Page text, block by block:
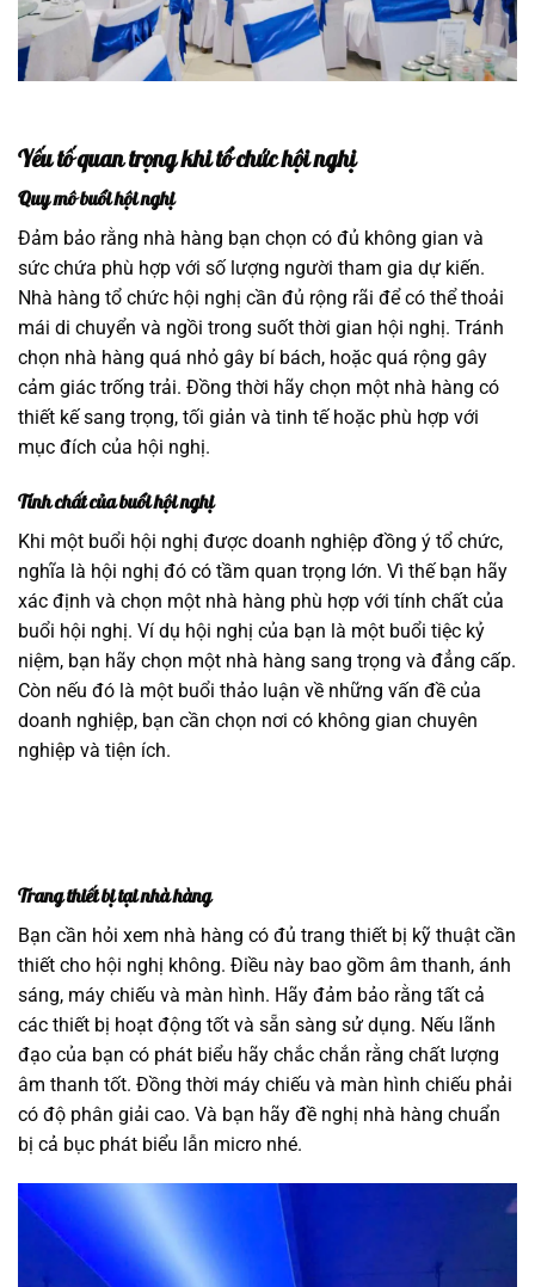
Yếu tố quan trọng khi tổ chức hội nghị
Quy mô buổi hội nghị
Đảm bảo rằng nhà hàng bạn chọn có đủ không gian và
sức chứa phù hợp với số lượng người tham gia dự kiến.
Nhà hàng tổ chức hội nghị cần đủ rộng rãi để có thể thoải
mái di chuyển và ngồi trong suốt thời gian hội nghị. Tránh
chọn nhà hàng quá nhỏ gây bí bách, hoặc quá rộng gây
cảm giác trống trải. Đồng thời hãy chọn một nhà hàng có
thiết kế sang trọng, tối giản và tinh tế hoặc phù hợp với
mục đích của hội nghị.
Tính chất của buổi hội nghị
Khi một buổi hội nghị được doanh nghiệp đồng ý tổ chức,
nghĩa là hội nghị đó có tầm quan trọng lớn. Vì thế bạn hãy
xác định và chọn một nhà hàng phù hợp với tính chất của
buổi hội nghị. Ví dụ hội nghị của bạn là một buổi tiệc kỷ
niệm, bạn hãy chọn một nhà hàng sang trọng và đẳng cấp.
Còn nếu đó là một buổi thảo luận về những vấn đề của
doanh nghiệp, bạn cần chọn nơi có không gian chuyên
nghiệp và tiện ích.
Trang thiết bị tại nhà hàng
Bạn cần hỏi xem nhà hàng có đủ trang thiết bị kỹ thuật cần
thiết cho hội nghị không. Điều này bao gồm âm thanh, ánh
sáng, máy chiếu và màn hình. Hãy đảm bảo rằng tất cả
các thiết bị hoạt động tốt và sẵn sàng sử dụng. Nếu lãnh
đạo của bạn có phát biểu hãy chắc chắn rằng chất lượng
âm thanh tốt. Đồng thời máy chiếu và màn hình chiếu phải
có độ phân giải cao. Và bạn hãy đề nghị nhà hàng chuẩn
bị cả bục phát biểu lẫn micro nhé.